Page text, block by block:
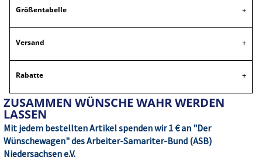
Größentabelle
Versand
Rabatte
ZUSAMMEN WÜNSCHE WAHR WERDEN
LASSEN
Mit jedem bestellten Artikel spenden wir 1 € an "Der
Wünschewagen" des Arbeiter-Samariter-Bund (ASB)
Niedersachsen e.V.